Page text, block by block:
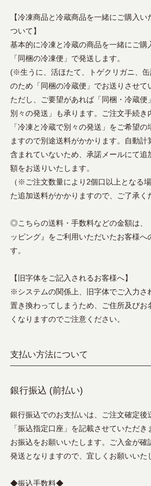
【冷凍商品と冷蔵商品を一緒にご購入
ついて】
基本的に冷凍と冷蔵の商品を一緒にご購
「同梱の冷凍便」で発送します。
(※生うに、活ほたて、トゲクリガニ、缶
のため「同梱の冷蔵便」でお送りさせて
ただし、ご要望があれば「同梱・冷蔵便
別々の発送」も承ります。ご注文手続き
「冷凍と冷蔵で別々の発送」をご希望の
ますので別途送料がかかります。自動計
含まれていないため、承諾メールにて追
額をお送りいたします。
（※ご注文数量により2個口以上となる
た追加送料がかかりますので、ご了承く
◎こちらの送料・手数料などの金額は、
ッピング』をご利用いただいたお客様へ
す。
【旧字体をご記入されるお客様へ】
※システムの関係上、旧字体でご入力さ
置き換わってしまうため、ご住所及びお
くなりますのでご注意ください。
支払い方法について
銀行振込 (前払い)
銀行振込でのお支払いは、ご注文確定後
「振込指定口座」を記載させていただき
お振込をお願いいたします。ご入金が確
発送となりますので、宜しくお願いいた
◆振込手数料◆